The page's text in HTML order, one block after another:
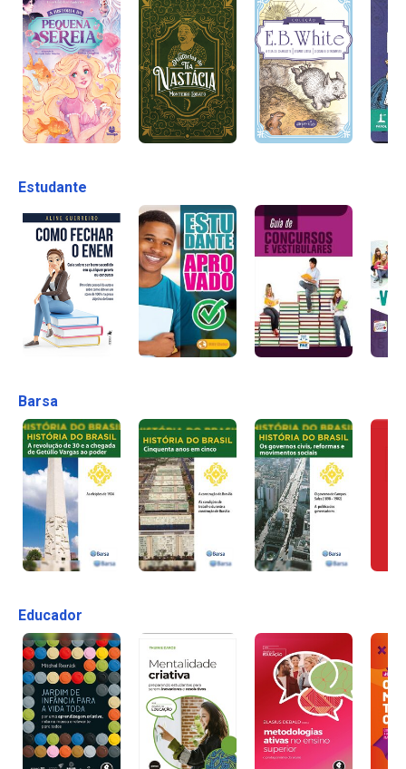
Estudante
Barsa
Educador